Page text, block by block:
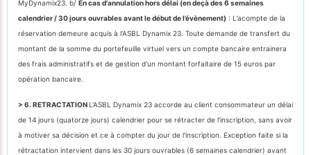
MyDynamix23. b/ En cas d'annulation hors délai (en deçà des 6 semaines
calendrier / 30 jours ouvrables avant le début de l’évènement) : L’acompte de la
réservation demeure acquis à l’ASBL Dynamix 23. Toute demande de transfert du
montant de la somme du portefeuille virtuel vers un compte bancaire entrainera
des frais administratifs et de gestion d'un montant forfaitaire de 15 euros par
opération bancaire.
> 6. RETRACTATIONL'ASBL Dynamix 23 accorde au client consommateur un délai
de 14 jours (quatorze jours) calendrier pour se rétracter de l'inscription, sans avoir
à motiver sa décision et ce à compter du jour de l'inscription. Exception faite si la
rétractation intervient dans les 30 jours ouvrables (6 semaines calendrier) avant